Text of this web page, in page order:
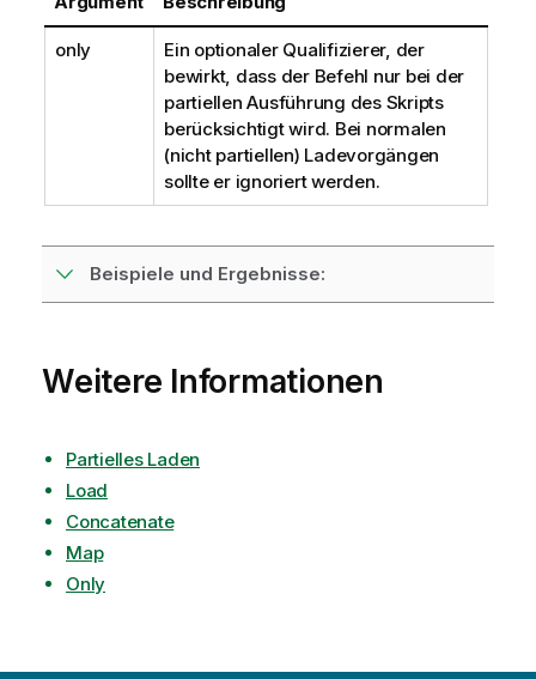
only
Ein optionaler Qualifizierer, der
bewirkt, dass der Befehl nur bei der
partiellen Ausführung des Skripts
berücksichtigt wird. Bei normalen
(nicht partiellen) Ladevorgängen
sollte er ignoriert werden.
Beispiele und Ergebnisse:
Weitere Informationen
Partielles Laden
Load
Concatenate
Map
Only